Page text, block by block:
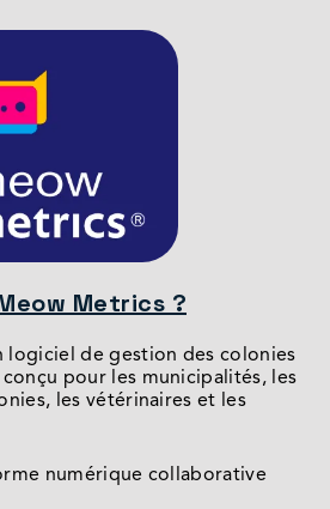
Metrics ?
logiciel de gestion des colonies
pour les municipalités, les
les vétérinaires et les
numérique collaborative